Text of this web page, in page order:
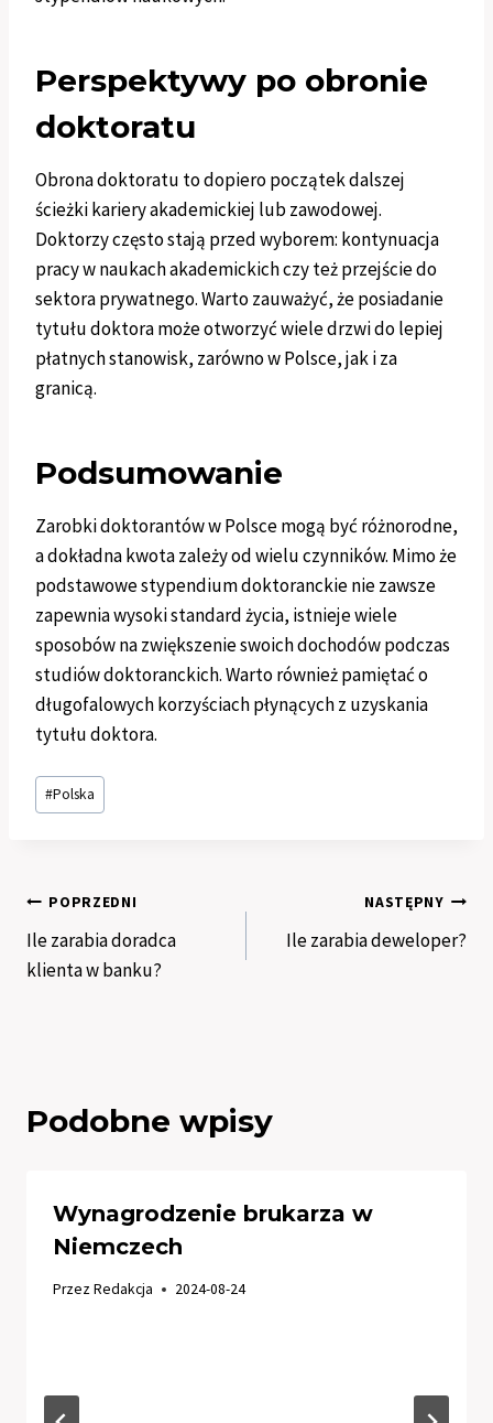
Perspektywy po obronie
doktoratu
Obrona doktoratu to dopiero początek dalszej
ścieżki kariery akademickiej lub zawodowej.
Doktorzy często stają przed wyborem: kontynuacja
pracy w naukach akademickich czy też przejście do
sektora prywatnego. Warto zauważyć, że posiadanie
tytułu doktora może otworzyć wiele drzwi do lepiej
płatnych stanowisk, zarówno w Polsce, jak i za
granicą.
Podsumowanie
Zarobki doktorantów w Polsce mogą być różnorodne,
a dokładna kwota zależy od wielu czynników. Mimo że
podstawowe stypendium doktoranckie nie zawsze
zapewnia wysoki standard życia, istnieje wiele
sposobów na zwiększenie swoich dochodów podczas
studiów doktoranckich. Warto również pamiętać o
długofalowych korzyściach płynących z uzyskania
tytułu doktora.
Tagi
wpisu:
#Polska
Nawigacja
wpisu
POPRZEDNI
Ile zarabia doradca
klienta w banku?
NASTĘPNY
Ile zarabia deweloper?
Podobne wpisy
Wynagrodzenie brukarza w
Niemczech
PrzezRedakcja 2024-08-24